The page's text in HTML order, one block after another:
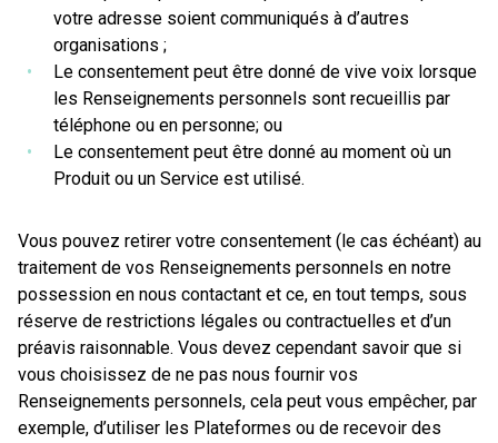
votre adresse soient communiqués à d’autres
organisations ;
Le consentement peut être donné de vive voix lorsque
les Renseignements personnels sont recueillis par
téléphone ou en personne; ou
Le consentement peut être donné au moment où un
Produit ou un Service est utilisé.
Vous pouvez retirer votre consentement (le cas échéant) au
traitement de vos Renseignements personnels en notre
possession en nous contactant et ce, en tout temps, sous
réserve de restrictions légales ou contractuelles et d’un
préavis raisonnable. Vous devez cependant savoir que si
vous choisissez de ne pas nous fournir vos
Renseignements personnels, cela peut vous empêcher, par
exemple, d’utiliser les Plateformes ou de recevoir des